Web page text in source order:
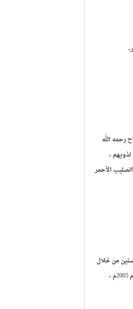
رحمه الله
،
الأحمر
من خلال
سلسلة "محسنون من بلدي" بمساهمة بيت الزكاة في الكويت ، وكتاب الأيادي البيض الحائز على جائزة الدولة التشجيعية للعلوم الإنسانية والاجتماعية لعام 2005م ،